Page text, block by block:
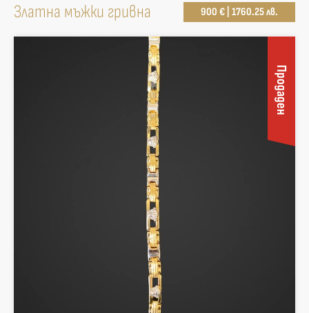
Златна мъжки гривна 900 € | 1760.25 лв.
Продаден